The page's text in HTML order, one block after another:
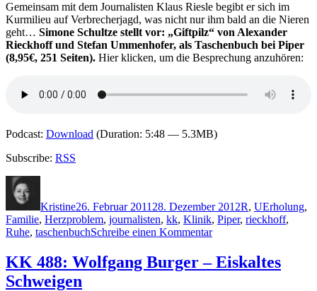
Gemeinsam mit dem Journalisten Klaus Riesle begibt er sich im
Kurmilieu auf Verbrecherjagd, was nicht nur ihm bald an die Nieren
geht… Simone Schultze stellt vor: „Giftpilz“ von Alexander
Rieckhoff und Stefan Ummenhofer, als Taschenbuch bei Piper
(8,95€, 251 Seiten). Hier klicken, um die Besprechung anzuhören:
Podcast: Download (Duration: 5:48 — 5.3MB)
Subscribe: RSS
Kristine26. Februar 2011 28. Dezember 2012R, UErholung,
Familie, Herzproblem, journalisten, kk, Klinik, Piper, rieckhoff,
Ruhe, taschenbuchSchreibe einen Kommentarzu
631:
Alexander
KK 488: Wolfgang Burger – Eiskaltes
Schweigen